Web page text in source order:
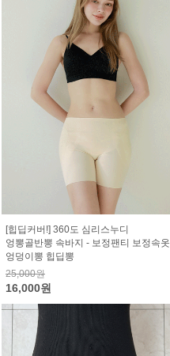
[힙딥커버!] 360도 심리스누디
엉뽕골반뽕 속바지 - 보정팬티 보정속옷
엉덩이뽕 힙딥뽕
25,000원
16,000원